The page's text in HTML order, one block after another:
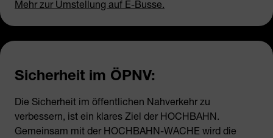
Mehr zur Umstellung auf E-Busse.
Sicherheit im ÖPNV:
Die Sicherheit im öffentlichen Nahverkehr zu
verbessern, ist ein klares Ziel der HOCHBAHN.
Gemeinsam mit der HOCHBAHN-WACHE wird die